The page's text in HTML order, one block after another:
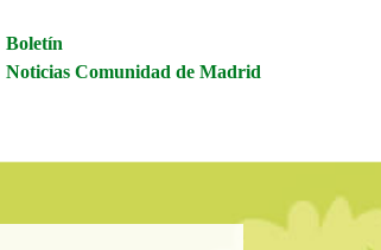
Boletín
Noticias Comunidad de Madrid